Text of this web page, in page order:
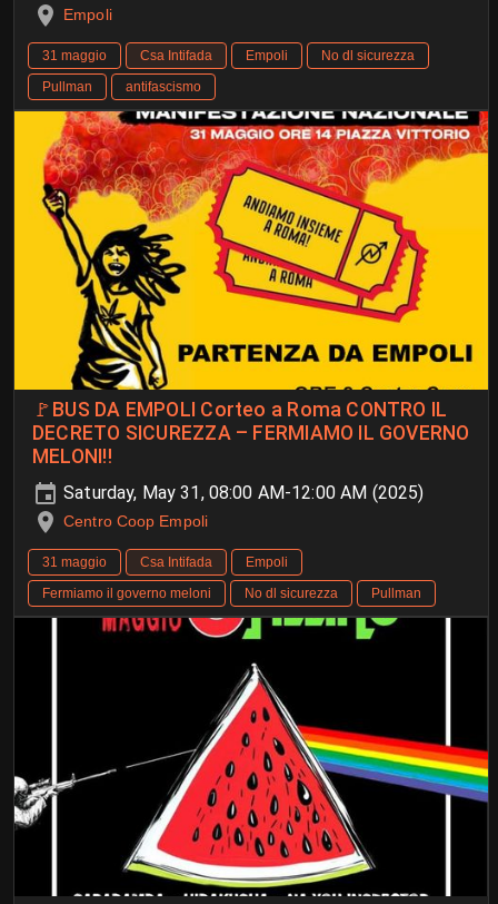
Empoli
31 maggio Csa Intifada Empoli
No dl sicurezza
Pullman
antifascismo
🚩BUS DA EMPOLI Corteo a Roma CONTRO IL
DECRETO SICUREZZA – FERMIAMO IL GOVERNO
MELONI‼️
Saturday, May 31, 08:00 AM-12:00 AM (2025)
Centro Coop Empoli
31 maggio Csa Intifada
Empoli
Fermiamo il governo meloni
No dl sicurezza Pullman